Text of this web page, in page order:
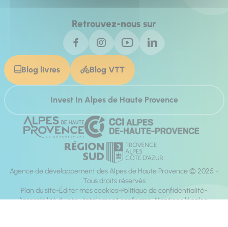
Retrouvez-nous sur
Blog livres Blog VTT
Invest In Alpes de Haute Provence
Agence de développement des Alpes de Haute Provence © 2025 -
Tous droits réservés
Plan du site Éditer mes cookies Politique de confidentialité
Accessibilité du site : totalement conforme Mentions légales